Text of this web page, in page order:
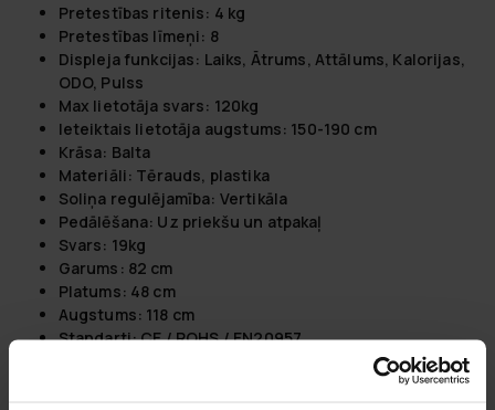
Pretestības ritenis: 4 kg
Pretestības līmeņi: 8
Displeja funkcijas: Laiks, Ātrums, Attālums, Kalorijas,
ODO, Pulss
Max lietotāja svars: 120kg
Ieteiktais lietotāja augstums: 150-190 cm
Krāsa: Balta
Materiāli: Tērauds, plastika
Soliņa regulējamība: Vertikāla
Pedālēšana: Uz priekšu un atpakaļ
Svars: 19kg
Garums: 82 cm
Platums: 48 cm
Augstums: 118 cm
Standarti: CE / ROHS / EN20957
Monitors darbojas ar AAAx2 baterijām (komplektā